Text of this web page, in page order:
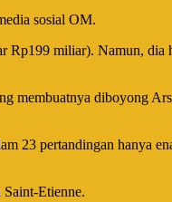
sosial OM.
Rp199 miliar). Namun,
membuatnya diboyong
23 pertandingan hanya
Etienne.